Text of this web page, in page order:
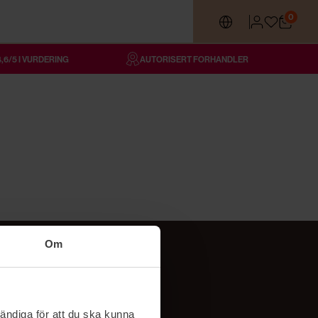
Om
för att du ska kunna
0
5 I VURDERING AUTORISERT FORHANDLER
Følg oss